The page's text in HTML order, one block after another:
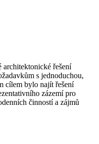
architektonické řešení
s jednoduchou,
cílem bylo najít řešení
zázemí pro
činností a zájmů